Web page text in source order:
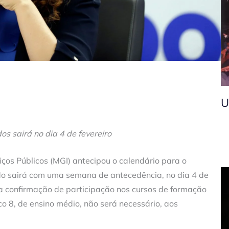
sairá no dia 4 de fevereiro
Públicos (MGI) antecipou o calendário para o
sairá com uma semana de antecedência, no dia 4 de
de participação nos cursos de formação
8, de ensino médio, não será necessário, aos